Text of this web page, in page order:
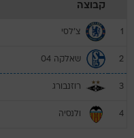
קבוצה
1 צ'לסי
2 שאלקה 04
3 רוזנבורג
4 ולנסיה